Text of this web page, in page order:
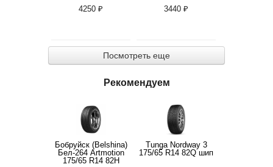
4250 ₽ 3440 ₽
Посмотреть еще
Рекомендуем
Бобруйск (Belshina)
Бел-264 Artmotion
175/65 R14 82H
Tunga Nordway 3
175/65 R14 82Q шип